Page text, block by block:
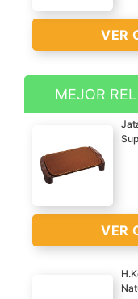
VER
Plancha eléctrica
de gran
placa reversible y
revestimiento de
mejores texturas
placa reversible
grosor y
MEJOR
VER